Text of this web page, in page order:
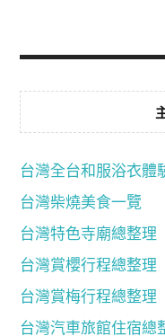
台灣全台和服浴衣體
台灣柴燒美食一覽
台灣特色寺廟總整理
台灣賞櫻行程總整理
台灣賞梅行程總整理
台灣汽車旅館住宿總